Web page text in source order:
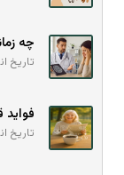
چه
تاریخ
فواید
تاریخ